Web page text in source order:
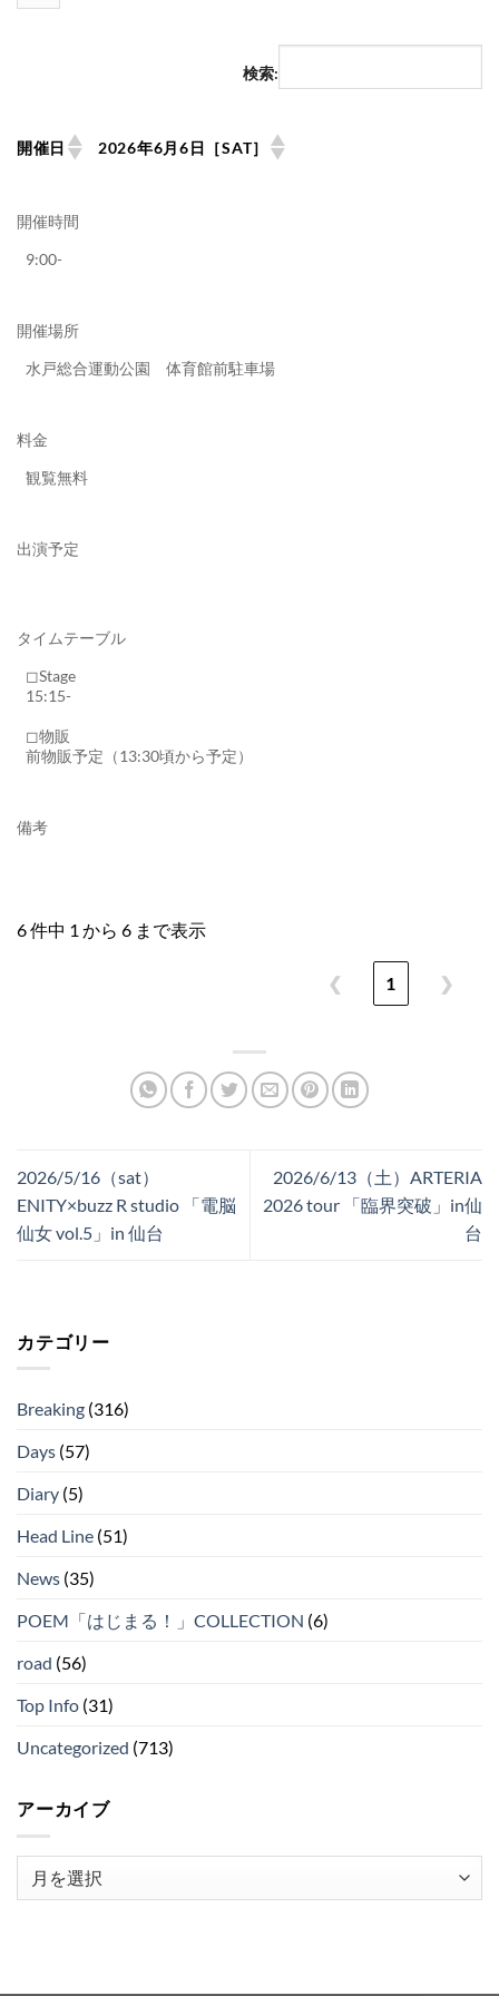
検索:
開催日 2026年6月6日［SAT］
開催時間
9:00-
開催場所
水戸総合運動公園 体育館前駐車場
料金
観覧無料
出演予定
タイムテーブル
◻︎Stage
15:15-
◻︎物販
前物販予定（13:30頃から予定）
備考
6 件中 1 から 6 まで表示
❮ 1 ❯
2026/5/16（sat）
ENITY×buzz R studio 「電脳
仙女 vol.5」in 仙台
2026/6/13（土）ARTERIA
2026 tour 「臨界突破」in仙
台
カテゴリー
Breaking (316)
Days (57)
Diary (5)
Head Line (51)
News (35)
POEM「はじまる！」COLLECTION (6)
road (56)
Top Info (31)
Uncategorized (713)
アーカイブ